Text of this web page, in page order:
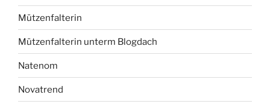
Mützenfalterin
Mützenfalterin unterm Blogdach
Natenom
Novatrend